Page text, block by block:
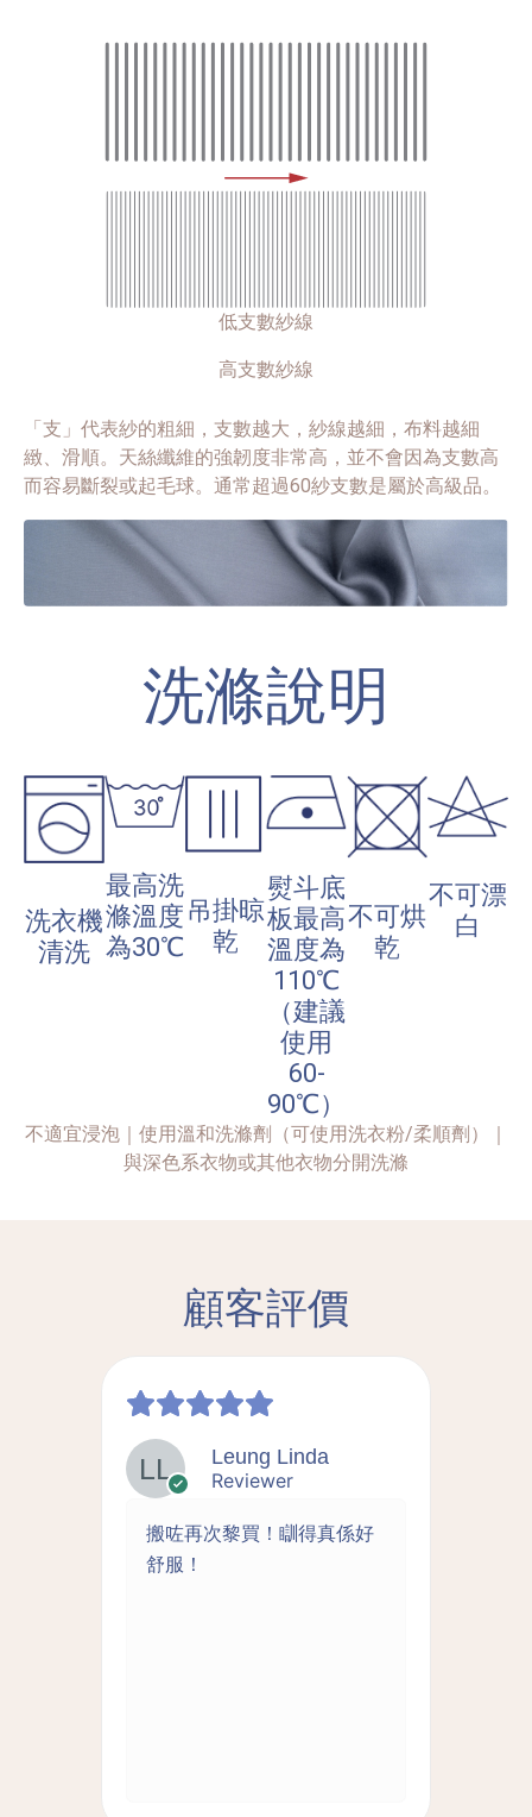
低支數紗線
高支數紗線
「支」代表紗的粗細，支數越大，紗線越細，布料越細
緻、滑順。天絲纖維的強韌度非常高，並不會因為支數高
而容易斷裂或起毛球。通常超過60紗支數是屬於高級品。
洗滌說明
洗衣機
清洗
最高洗
滌溫度
為30℃
吊掛晾
乾
熨斗底
板最高
溫度為
110℃
（建議
使用
60-
90℃）
不可烘
乾
不可漂
白
不適宜浸泡｜使用溫和洗滌劑（可使用洗衣粉/柔順劑）｜
與深色系衣物或其他衣物分開洗滌
顧客評價
Leung Linda
Reviewer
搬咗再次黎買！瞓得真係好
舒服！